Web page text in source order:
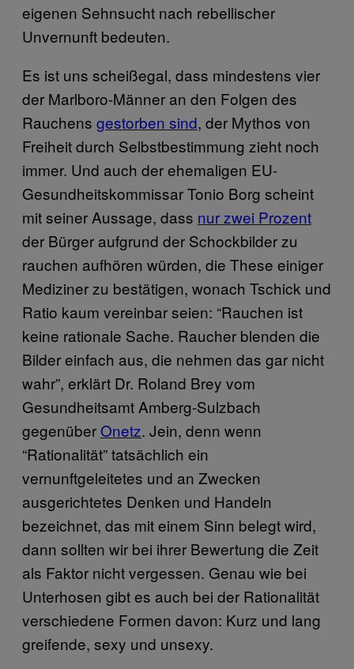
eigenen Sehnsucht nach rebellischer
Unvernunft bedeuten.
Es ist uns scheißegal, dass mindestens vier
der Marlboro-Männer an den Folgen des
Rauchens gestorben sind, der Mythos von
Freiheit durch Selbstbestimmung zieht noch
immer. Und auch der ehemaligen EU-
Gesundheitskommissar Tonio Borg scheint
mit seiner Aussage, dass nur zwei Prozent
der Bürger aufgrund der Schockbilder zu
rauchen aufhören würden, die These einiger
Mediziner zu bestätigen, wonach Tschick und
Ratio kaum vereinbar seien: “Rauchen ist
keine rationale Sache. Raucher blenden die
Bilder einfach aus, die nehmen das gar nicht
wahr”, erklärt Dr. Roland Brey vom
Gesundheitsamt Amberg-Sulzbach
gegenüberOnetz. Jein, denn wenn
“Rationalität” tatsächlich ein
vernunftgeleitetes und an Zwecken
ausgerichtetes Denken und Handeln
bezeichnet, das mit einem Sinn belegt wird,
dann sollten wir bei ihrer Bewertung die Zeit
als Faktor nicht vergessen. Genau wie bei
Unterhosen gibt es auch bei der Rationalität
verschiedene Formen davon: Kurz und lang
greifende, sexy und unsexy.